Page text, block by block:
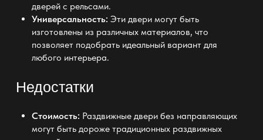
дверей с рельсами.
Универсальность: Эти двери могут быть
изготовлены из различных материалов, что
позволяет подобрать идеальный вариант для
любого интерьера.
Недостатки
Стоимость: Раздвижные двери без направляющих
могут быть дороже традиционных раздвижных